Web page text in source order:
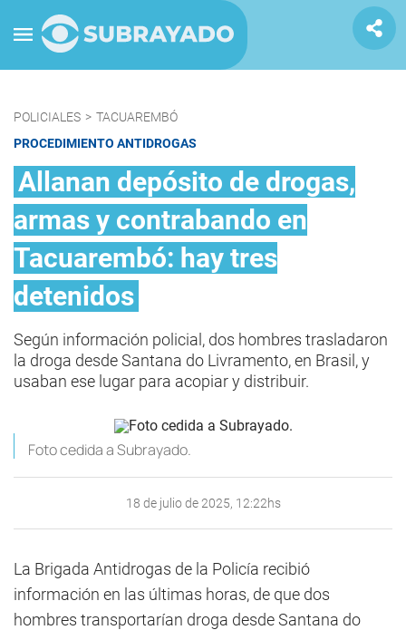
POLICIALES > TACUAREMBÓ
PROCEDIMIENTO ANTIDROGAS
Allanan depósito de drogas,
armas y contrabando en
Tacuarembó: hay tres
detenidos
Según información policial, dos hombres trasladaron
la droga desde Santana do Livramento, en Brasil, y
usaban ese lugar para acopiar y distribuir.
Foto cedida a Subrayado.
18 de julio de 2025, 12:22hs
La Brigada Antidrogas de la Policía recibió
información en las últimas horas, de que dos
hombres transportarían droga desde Santana do